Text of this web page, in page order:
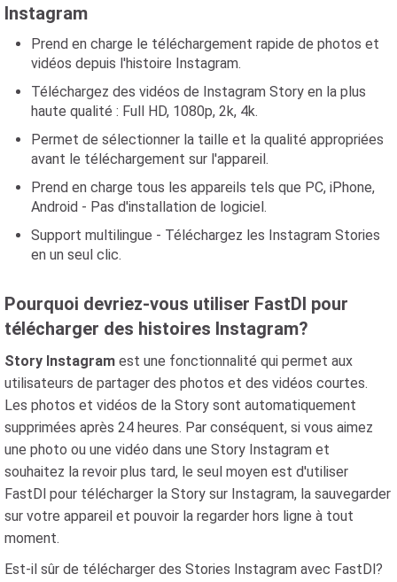
Instagram
Prend en charge le téléchargement rapide de photos et
vidéos depuis l'histoire Instagram.
Téléchargez des vidéos de Instagram Story en la plus
haute qualité : Full HD, 1080p, 2k, 4k.
Permet de sélectionner la taille et la qualité appropriées
avant le téléchargement sur l'appareil.
Prend en charge tous les appareils tels que PC, iPhone,
Android - Pas d'installation de logiciel.
Support multilingue - Téléchargez les Instagram Stories
en un seul clic.
Pourquoi devriez-vous utiliser FastDl pour
télécharger des histoires Instagram?
Story Instagram est une fonctionnalité qui permet aux
utilisateurs de partager des photos et des vidéos courtes.
Les photos et vidéos de la Story sont automatiquement
supprimées après 24 heures. Par conséquent, si vous aimez
une photo ou une vidéo dans une Story Instagram et
souhaitez la revoir plus tard, le seul moyen est d'utiliser
FastDl pour télécharger la Story sur Instagram, la sauvegarder
sur votre appareil et pouvoir la regarder hors ligne à tout
moment.
Est-il sûr de télécharger des Stories Instagram avec FastDl?